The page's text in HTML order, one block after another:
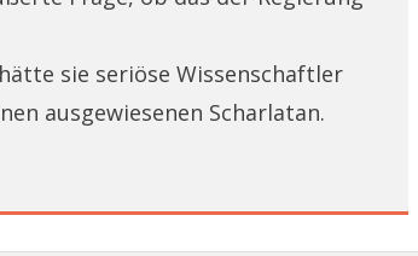
sie seriöse Wissenschaftler
ausgewiesenen Scharlatan.